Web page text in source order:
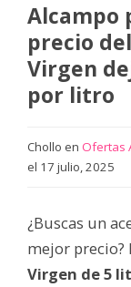
Alcampo
precio
Virgen
por litro
Chollo en Ofertas
el 17 julio, 2025
¿Buscas un
mejor precio?
Virgen de 5